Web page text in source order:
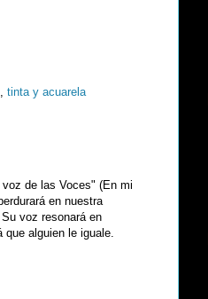
tinta y acuarela
de las Voces" (En mi
en nuestra
voz resonará en
alguien le iguale.